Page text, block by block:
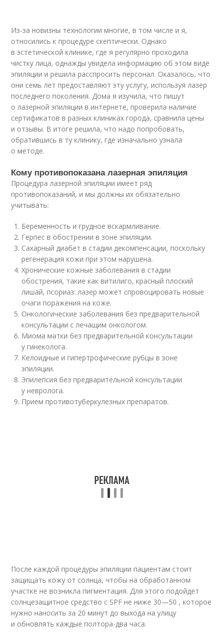
Из-за новизны технологии многие, в том числе и я,
относились к процедуре скептически. Однако
в эстетической клинике, где я регулярно проходила
чистку лица, однажды увидела информацию об этом виде
эпиляции и решила расспросить персонал. Оказалось, что
они семь лет предоставляют эту услугу, используя лазер
последнего поколения. Дома я изучила, что пишут
о лазерной эпиляции в интернете, проверила наличие
сертификатов в разных клиниках города, сравнила цены
и отзывы. В итоге решила, что надо попробовать,
обратившись в ту клинику, где изначально узнала
о методе.
Кому противопоказана лазерная эпиляция
Процедура лазерной эпиляции имеет ряд
противопоказаний, и мы должны их обязательно
учитывать:
Беременность и грудное вскармливание.
Герпес в обострении в зоне эпиляции.
Сахарный диабет в стадии декомпенсации, поскольку
регенерация кожи при этом нарушена.
Хронические кожные заболевания в стадии
обострения, такие как витилиго, красный плоский
лишай, псориаз: лазер может спровоцировать новые
очаги поражения на коже.
Онкологические заболевания без предварительной
консультации с лечащим онкологом.
Миома матки без предварительной консультации
у гинеколога.
Келоидные и гипертрофические рубцы в зоне
эпиляции.
Эпилепсия без предварительной консультации
у невролога.
Прием противотуберкулезных препаратов.
После каждой процедуры эпиляции пациентам стоит
защищать кожу от солнца, чтобы на обработанном
участке не возникла пигментация. Для этого подойдет
солнцезащитное средство с SPF не ниже 30—50 , которое
нужно наносить за 20 минут до выхода на улицу
и обновлять каждые полтора-два часа.